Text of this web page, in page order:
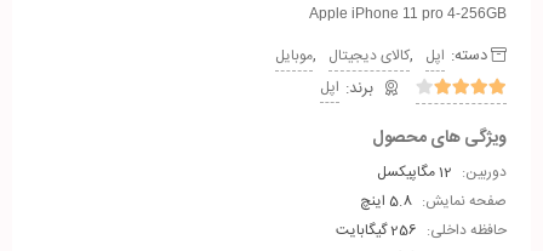
Apple iPhone 11 pro 4-256GB
دسته: اپل ,کالای دیجیتال ,موبایل
اپل
ویژگی های محصول
دوربین:
صفحه نمایش:
حافظه داخلی: